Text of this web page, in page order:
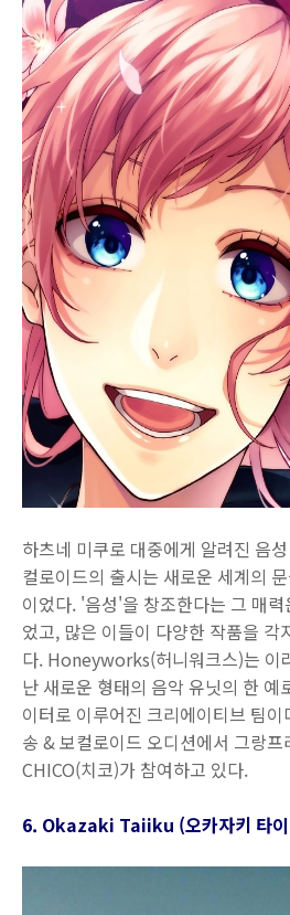
하츠네 미쿠로 대중에게 알려진 음
컬로이드의 출시는 새로운 세계의
이었다. '음성'을 창조한다는 그 매
었고, 많은 이들이 다양한 작품을 각
다. Honeyworks(허니워크스)는 이
난 새로운 형태의 음악 유닛의 한 예
이터로 이루어진 크리에이티브 팀
송 & 보컬로이드 오디션에서 그랑
CHICO(치코)가 참여하고 있다.
6. Okazaki Taiiku (오카자키 타